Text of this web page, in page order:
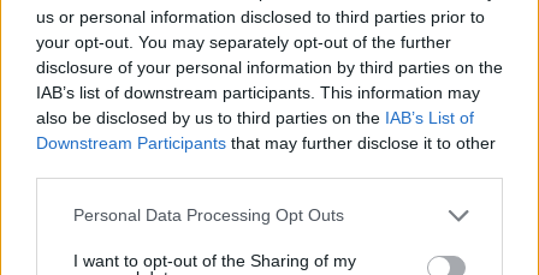
us or personal information disclosed to third parties prior to
your opt-out. You may separately opt-out of the further
disclosure of your personal information by third parties on the
IAB’s list of downstream participants. This information may
also be disclosed by us to third parties on the IAB’s List of
Downstream Participants that may further disclose it to other
Please note that this website/app uses one or more Google
not limited to your visit or usage behaviour. You may click to
Personal Data Processing Opt Outs
I want to opt-out of the Sharing of my